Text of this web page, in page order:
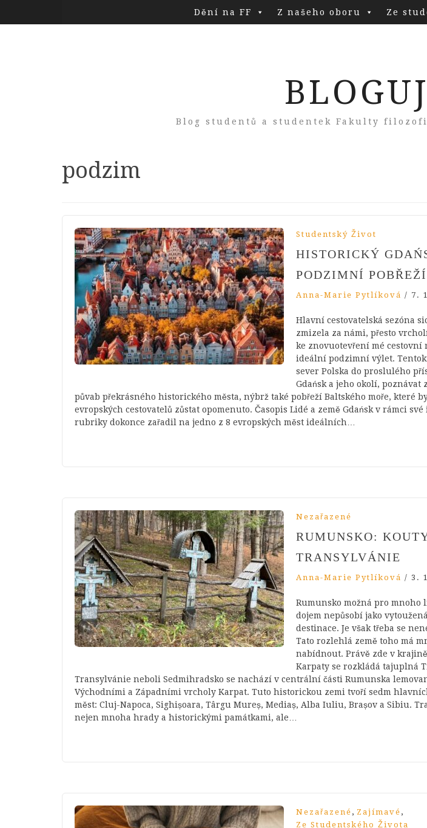
Dění na FF Z našeho oboru Ze
Blog studentů a studentek Fakulty
Tag:
podzim
Studentský Život
HISTORICKÝ
PODZIMNÍ
Anna-Marie Pytlíková / 7.
Hlavní cestovatelská sezóna
zmizela za námi, přesto
ke znovuotevření mé cestovní
ideální podzimní výlet.
sever Polska do proslulého
Gdańsk a jeho okolí, poznávat
půvab překrásného historického města, nýbrž také pobřeží Baltského moře, které
evropských cestovatelů zůstat opomenuto. Časopis Lidé a země Gdańsk v rámci
rubriky dokonce zařadil na jedno z 8 evropských měst ideálních…
Nezařazené
RUMUNSKO:
TRANSYLVÁNIE
Anna-Marie Pytlíková / 3.
Rumunsko možná pro
dojem nepůsobí jako
destinace. Je však třeba se
Tato rozlehlá země toho má
nabídnout. Právě zde v
Karpaty se rozkládá tajuplná
Transylvánie neboli Sedmihradsko se nachází v centrální části Rumunska
Východními a Západními vrcholy Karpat. Tuto historickou zemi tvoří sedm
měst: Cluj-Napoca, Sighișoara, Târgu Mureș, Mediaș, Alba Iuliu, Brașov a Sibiu.
nejen mnoha hrady a historickými památkami, ale…
Nezařazené , Zajímavé ,
Ze Studentského Života